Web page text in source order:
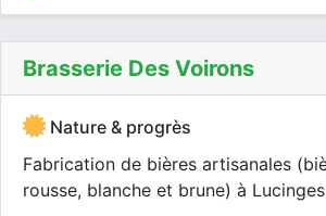
Brasserie Des Voirons
Nature & progrès
Fabrication de bières artisanales
rousse, blanche et brune) à